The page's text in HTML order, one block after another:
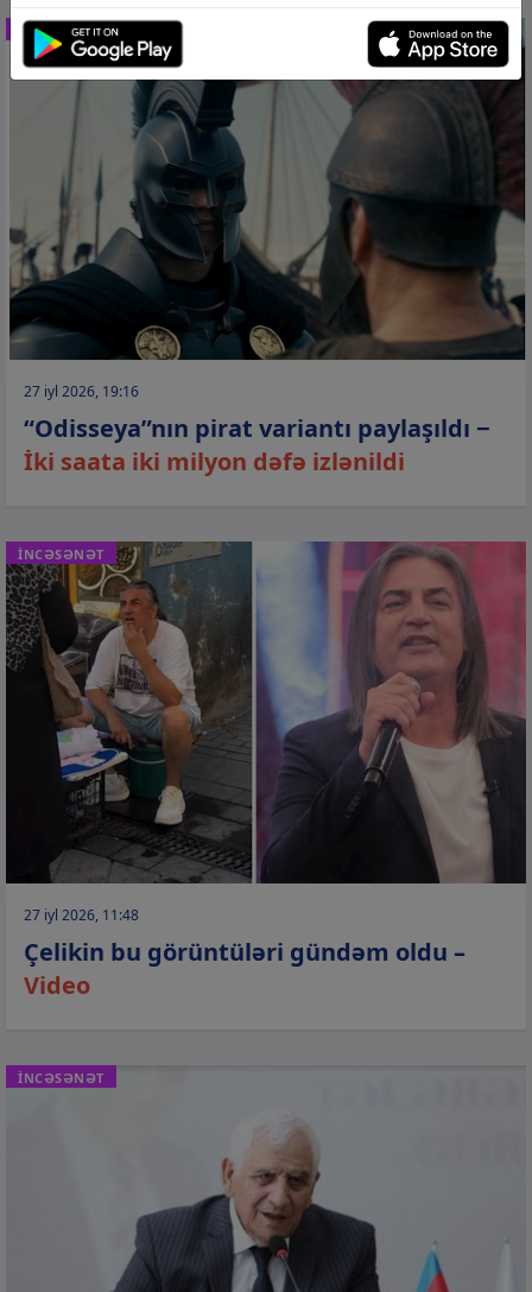
İNCƏSƏNƏT
27 iyl 2026, 19:16
“Odisseya”nın pirat variantı paylaşıldı −
İki saata iki milyon dəfə izlənildi
İNCƏSƏNƏT
27 iyl 2026, 11:48
Çelikin bu görüntüləri gündəm oldu –
Video
İNCƏSƏNƏT